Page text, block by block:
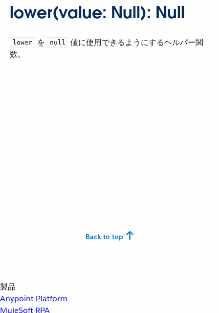
lower(value: Null): Null
lower ​ を ​ null
​ 値に使用できるようにするヘルパー関
数。
Back to top
製品
Anypoint Platform
MuleSoft RPA